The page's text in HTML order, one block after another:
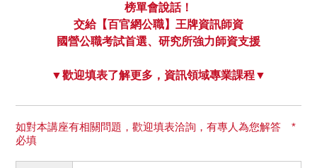
榜單會說話！
交給【百官網公職】王牌資訊師資
國營公職考試首選、研究所強力師資支援
▼歡迎填表了解更多，資訊領域專業課程▼
如對本講座有相關問題，歡迎填表洽詢，有專人為您解答 *
必填